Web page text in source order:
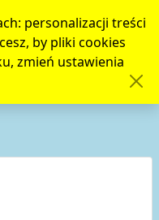
personalizacji treści
by pliki cookies
zmień ustawienia